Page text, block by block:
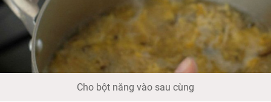
Cho bột năng vào sau cùng